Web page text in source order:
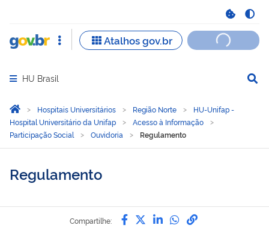
Abrir menu principal de navegação
HU Brasil
Você está aqui:
Página Inicial
Hospitais Universitários Região Norte
HU-Unifap -
Hospital Universitário da Unifap
Acesso à Informação
Participação Social
Ouvidoria Regulamento
Regulamento
Compartilhe: Compartilhe por Facebook
Compartilhe por Twitter
Compartilhe por
Compartilhe
link para